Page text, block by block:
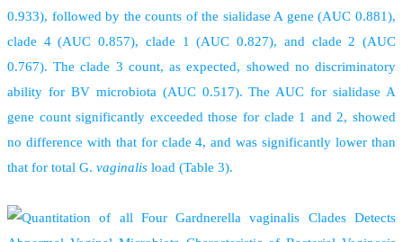
0.933), followed by the counts of the sialidase A gene (AUC 0.881),
clade 4 (AUC 0.857), clade 1 (AUC 0.827), and clade 2 (AUC
0.767). The clade 3 count, as expected, showed no discriminatory
ability for BV microbiota (AUC 0.517). The AUC for sialidase A
gene count significantly exceeded those for clade 1 and 2, showed
no difference with that for clade 4, and was significantly lower than
that for total G. vaginalis load (Table 3).